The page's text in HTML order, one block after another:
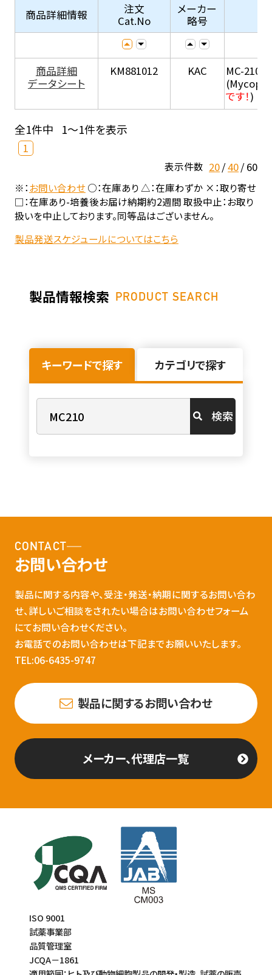
商品詳細情報
注文
Cat.No
メーカー
略号
商品詳細
データシート
KM881012 KAC
MC-210 (
です！)
全1件中 1～1件を表示
1
表示件数 20 40 60
※：お問い合わせ○：在庫あり △：在庫わずか ×：取り寄せ
□：在庫あり-培養後お届け納期約2週間 取扱中止：お取り
扱いを中止しております。同等品はございません。
製品発送スケジュールについてはこちら
製品情報検索 PRODUCT SEARCH
キーワードで探す カテゴリで探す
検索
CONTACT
お問い合わせ
製品に関する内容や、受注・発送・納期に関するお問い合わ
せ、詳しいご相談をされたい場合はお問い合わせフォーム
にてお問い合わせください。
お電話でのお問い合わせは下記までお願いいたします。
TEL:06-6435-9747
製品に関するお問い合わせ
メーカー、代理店一覧
ISO 9001
試薬事業部
品質管理室
JCQA－1861